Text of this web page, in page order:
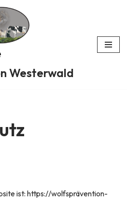
Westerwald
ist: https://wolfsprävention-